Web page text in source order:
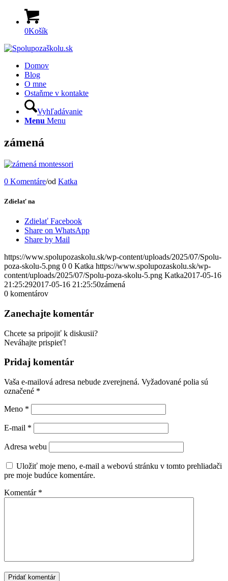
0Košík
Domov
Blog
O mne
Ostaňme v kontakte
Vyhľadávanie
Menu Menu
zámená
0 Komentáre/od Katka
Zdielať na
Zdielať Facebook
Share on WhatsApp
Share by Mail
https://www.spolupozaskolu.sk/wp-content/uploads/2025/07/Spolu-
poza-skolu-5.png 0 0 Katka https://www.spolupozaskolu.sk/wp-
content/uploads/2025/07/Spolu-poza-skolu-5.png Katka2017-05-16
21:25:292017-05-16 21:25:50zámená
0 komentárov
Zanechajte komentár
Chcete sa pripojiť k diskusii?
Neváhajte prispieť!
Pridaj komentár
Vaša e-mailová adresa nebude zverejnená. Vyžadované polia sú
označené *
Meno *
E-mail *
Adresa webu
Uložiť moje meno, e-mail a webovú stránku v tomto prehliadači
pre moje budúce komentáre.
Komentár *